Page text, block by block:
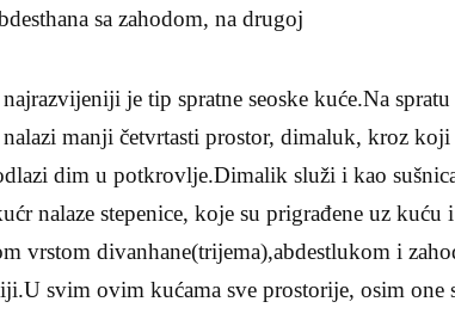
sa zahodom, na drugoj
je tip spratne seoske kuće.Na
manji četvrtasti prostor, dimaluk, kroz
dim u potkrovlje.Dimalik služi i kao
nalaze stepenice, koje su prigrađene uz
vrstom divanhane(trijema),abdestlukom i
svim ovim kućama sve prostorije, osim one